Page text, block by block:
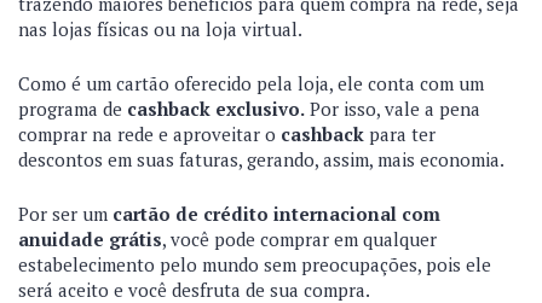
nas lojas físicas ou na loja virtual.
Como é um cartão oferecido pela loja, ele conta com um
programa de cashback exclusivo. Por isso, vale a pena
comprar na rede e aproveitar o cashback para ter
descontos em suas faturas, gerando, assim, mais economia.
Por ser um cartão de crédito internacional com
anuidade grátis, você pode comprar em qualquer
estabelecimento pelo mundo sem preocupações, pois ele
será aceito e você desfruta de sua compra.